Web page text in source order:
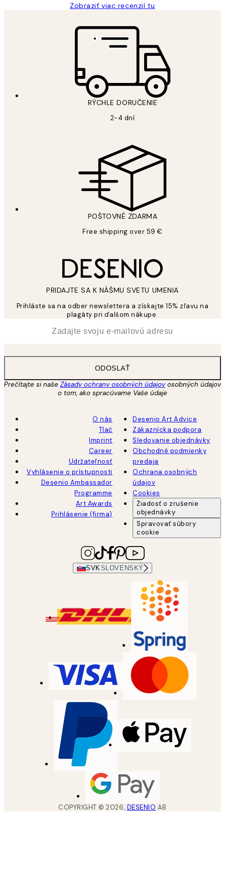
Zobraziť viac recenzií tu
RÝCHLE DORUČENIE
2-4 dní
POŠTOVNÉ ZDARMA
Free shipping over 59 €
PRIDAJTE SA K NÁŠMU SVETU UMENIA
Prihláste sa na odber newslettera a získajte 15% zľavu na
plagáty pri ďalšom nákupe.
ODOSLAŤ
Prečítajte si naše Zásady ochrany osobných údajovosobných údajov
o tom, ako spracúvame Vaše údaje
O nás
Tlač
Imprint
Career
Udržateľnosť
Vyhlásenie o prístupnosti
Desenio Ambassador
Programme
Art Awards
Prihlásenie (firma)
Desenio Art Advice
Zákaznícka podpora
Sledovanie objednávky
Obchodné podmienky
predaja
Ochrana osobných
údajov
Cookies
Žiadosť o zrušenie
objednávky
Spravovať súbory
cookie
SVKSLOVENSKÝ
COPYRIGHT ©2026, DESENIO AB